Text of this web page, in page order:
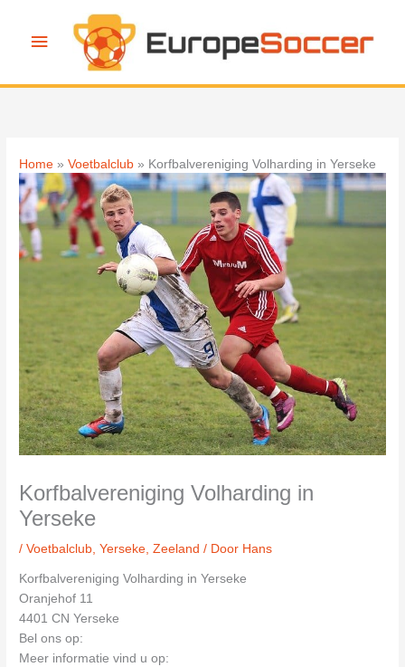
Hoofdmenu
Home Voetbalclub Korfbalvereniging Volharding in Yerseke
Korfbalvereniging Volharding in
Yerseke
/Voetbalclub ,Yerseke ,Zeeland / Door Hans
Korfbalvereniging Volharding in Yerseke
Oranjehof 11
4401 CN Yerseke
Bel ons op:
Meer informatie vind u op: